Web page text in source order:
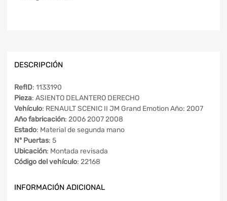
DESCRIPCIÓN
RefID: 1133190
Pieza: ASIENTO DELANTERO DERECHO
Vehículo: RENAULT SCENIC II JM Grand Emotion Año: 2007
Año fabricación: 2006 2007 2008
Estado: Material de segunda mano
Nº Puertas: 5
Ubicación: Montada revisada
Código del vehículo: 22168
INFORMACIÓN ADICIONAL